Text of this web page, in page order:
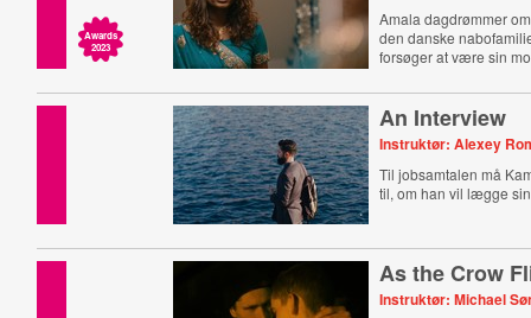
Awards
2023
Amala dagdrømmer
den danske
forsøger at være sin
An Interview
Instruktør: Alexey
Til jobsamtalen må
til, om han vil lægge
As the Crow
Instruktør: Michael